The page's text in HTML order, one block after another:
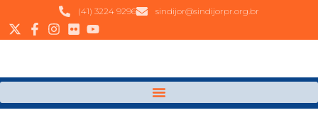
(41) 3224 9296 sindijor@sindijorpr.org.br